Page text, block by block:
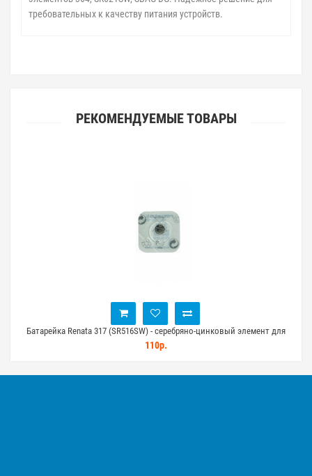
требовательных к качеству питания устройств.
РЕКОМЕНДУЕМЫЕ ТОВАРЫ
Батарейка Renata 317 (SR516SW) - серебряно-цинковый элемент для
устройств
110р.